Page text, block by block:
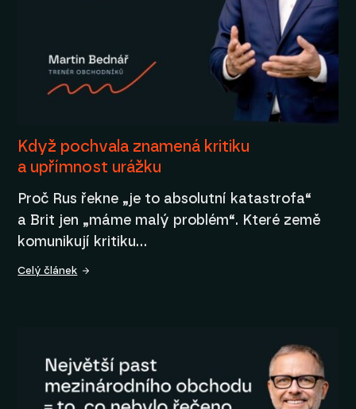
Když pochvala znamená kritiku
a upřímnost urážku
Proč Rus řekne „je to absolutní katastrofa“
a Brit jen „máme malý problém“. Které země
komunikují kritiku…
Celý článek